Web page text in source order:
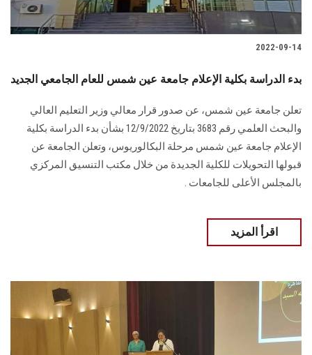
الخريجين
سجل الان
2022-09-14
بدء الدراسة بكلية الإعلام جامعة عين شمس للعام الجامعي الجديد
تعلن جامعة عين شمس، عن صدور قرار معالي وزير التعليم العالي
والبحث العلمي رقم 3683 بتاريخ 12/9/2022 بشأن بدء الدراسة بكلية
الإعلام جامعة عين شمس مرحلة البكالوريوس، وتعلن الجامعة عن
قبولها التحويلات للكلية الجديدة من خلال مكتب التنسيق المركزي
بالمجلس الأعلى للجامعات .
اقرأ المزيد